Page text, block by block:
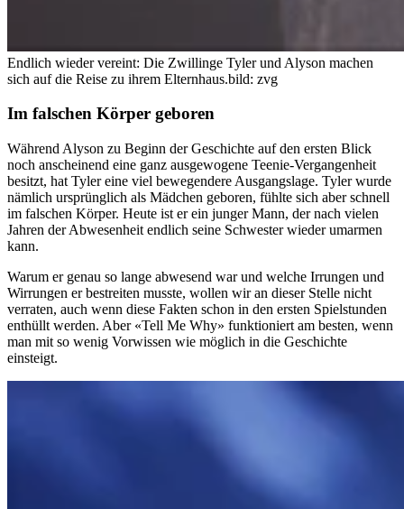
Endlich wieder vereint: Die Zwillinge Tyler und Alyson machen
sich auf die Reise zu ihrem Elternhaus.bild: zvg
Im falschen Körper geboren
Während Alyson zu Beginn der Geschichte auf den ersten Blick
noch anscheinend eine ganz ausgewogene Teenie-Vergangenheit
besitzt, hat Tyler eine viel bewegendere Ausgangslage. Tyler wurde
nämlich ursprünglich als Mädchen geboren, fühlte sich aber schnell
im falschen Körper. Heute ist er ein junger Mann, der nach vielen
Jahren der Abwesenheit endlich seine Schwester wieder umarmen
kann.
Warum er genau so lange abwesend war und welche Irrungen und
Wirrungen er bestreiten musste, wollen wir an dieser Stelle nicht
verraten, auch wenn diese Fakten schon in den ersten Spielstunden
enthüllt werden. Aber «Tell Me Why» funktioniert am besten, wenn
man mit so wenig Vorwissen wie möglich in die Geschichte
einsteigt.